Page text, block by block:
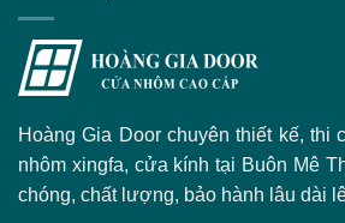
Hoàng Gia Door chuyên thiết kế, thi
nhôm xingfa, cửa kính tại Buôn Mê
chóng, chất lượng, bảo hành lâu dài